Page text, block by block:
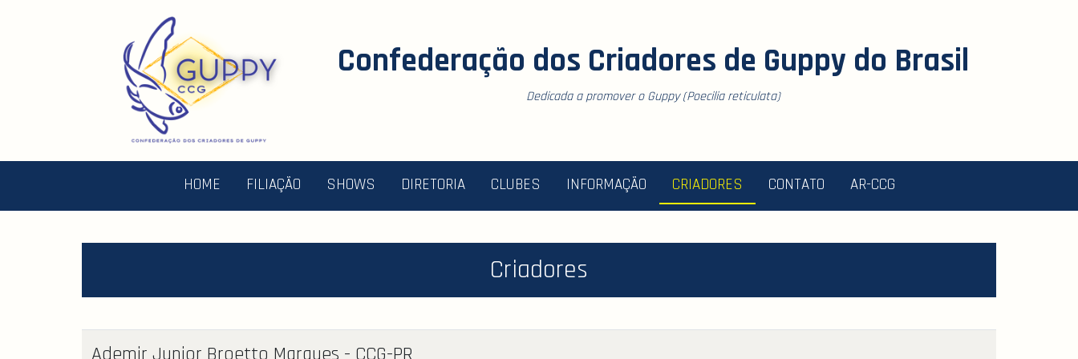
Confederação dos Criadores de Guppy do Brasil
Dedicada a promover o Guppy (Poecilia reticulata)
HOME FILIAÇÃO SHOWS DIRETORIA CLUBES INFORMAÇÃO CRIADORES CONTATO AR-CCG
Criadores
Ademir Junior Broetto Marques - CCG-PR